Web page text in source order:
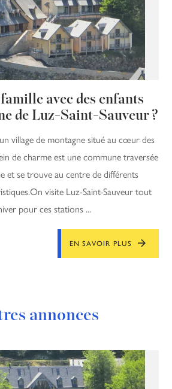
avec des enfants
de Luz-Saint-Sauveur ?
village de montagne situé au cœur des
de charme est une commune traversée
et se trouve au centre de différents
visite Luz-Saint-Sauveur tout
pour ces stations ...
EN SAVOIR PLUS
annonces